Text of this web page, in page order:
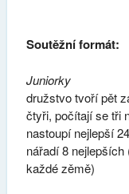
Soutěžní formát:
Juniorky
družstvo tvoří pět
čtyři, počítají se tři
nastoupí nejlepší
nářadí 8
každé zěmě)